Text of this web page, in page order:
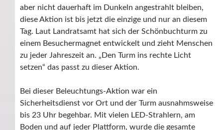
aber nicht dauerhaft im Dunkeln angestrahlt bleiben,
diese Aktion ist bis jetzt die einzige und nur an diesem
Tag. Laut Landratsamt hat sich der Schönbuchturm zu
einem Besuchermagnet entwickelt und zieht Menschen
zu jeder Jahreszeit an. „Den Turm ins rechte Licht
setzen“ das passt zu dieser Aktion.
Bei dieser Beleuchtungs-Aktion war ein
Sicherheitsdienst vor Ort und der Turm ausnahmsweise
bis 23 Uhr begehbar. Mit vielen LED-Strahlern, am
Boden und auf jeder Plattform, wurde die gesamte